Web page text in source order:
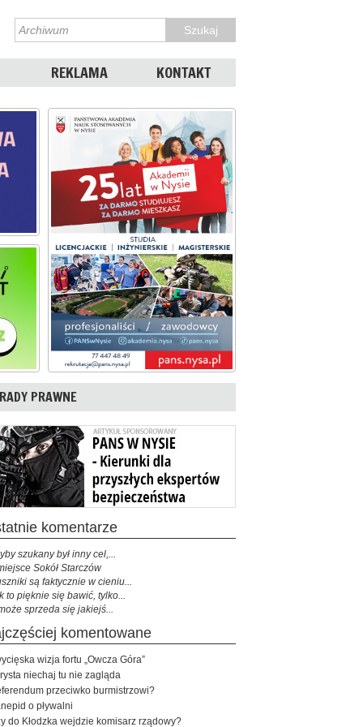
REKLAMA KONTAKT
PRAWNE
komentarze
szukany był inny cel,...
Sokół Starczów
są faktycznie w cieniu...
to pięknie się bawić, tylko...
sprzeda się jakiejś...
komentowane
wizja fortu „Owcza Góra”
niechaj tu nie zagląda
przeciwko burmistrzowi?
o pływalni
do Kłodzka wejdzie komisarz rządowy?